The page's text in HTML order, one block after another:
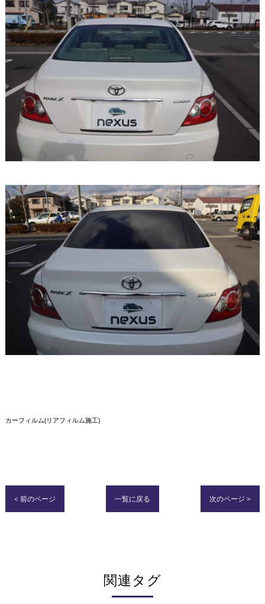
カーフィルム(リアフィルム施工)
< 前のページ 一覧に戻る 次のページ >
関連タグ